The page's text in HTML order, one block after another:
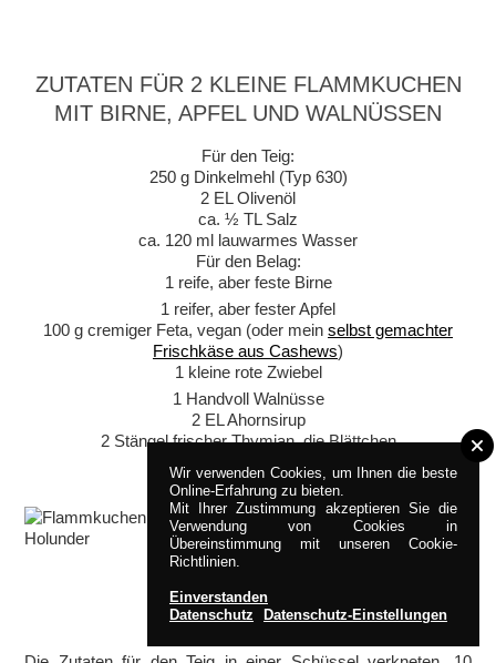
ZUTATEN FÜR 2 KLEINE FLAMMKUCHEN
MIT BIRNE, APFEL UND WALNÜSSEN
Für den Teig:
250 g Dinkelmehl (Typ 630)
2 EL Olivenöl
ca. ½ TL Salz
ca. 120 ml lauwarmes Wasser
Für den Belag:
1 reife, aber feste Birne
1 reifer, aber fester Apfel
100 g cremiger Feta, vegan (oder mein selbst gemachter
Frischkäse aus Cashews)
1 kleine rote Zwiebel
1 Handvoll Walnüsse
2 EL Ahornsirup
2 Stängel frischer Thymian, die Blättchen
ZUBEREITUNG
Wir verwenden Cookies, um Ihnen die beste
Online-Erfahrung zu bieten.
Mit Ihrer Zustimmung akzeptieren Sie die
Verwendung von Cookies in
Übereinstimmung mit unseren Cookie-
Richtlinien.
Einverstanden
Datenschutz
Datenschutz-Einstellungen